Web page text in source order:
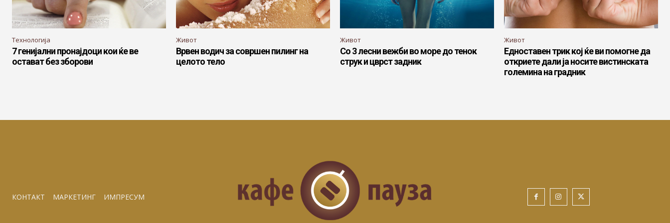
Технологија
7 генијални пронајдоци кои ќе ве
остават без зборови
Живот
Врвен водич за совршен пилинг на
целото тело
Живот
Со 3 лесни вежби во море до тенок
струк и цврст задник
Живот
Едноставен трик кој ќе ви помогне да
откриете дали ја носите вистинската
големина на градник
КОНТАКТ МАРКЕТИНГ ИМПРЕСУМ